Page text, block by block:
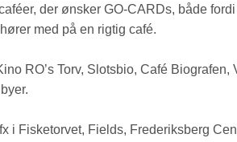
der ønsker GO-CARDs, både
med på en rigtig café.
RO’s Torv, Slotsbio, Café Biografen,
i Fisketorvet, Fields, Frederiksberg